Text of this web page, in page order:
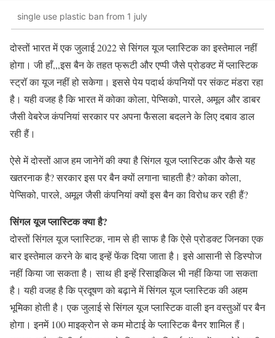
single use plastic ban from 1 july
दोस्तों भारत में एक जुलाई 2022 से सिंगल यूज प्लास्टिक का इस्तेमाल नहीं
होगा। जी हाँ,,,इस बैन के तहत फ्रूटी और एप्पी जैसे प्रोडक्ट में प्लास्टिक
स्ट्रॉ का यूज नहीं हो सकेगा। इससे पेय पदार्थ कंपनियों पर संकट मंडरा रहा
है। यही वजह है कि भारत में कोका कोला, पेप्सिको, पारले, अमूल और डाबर
जैसी वेबरेज कंपनियां सरकार पर अपना फैसला बदलने के लिए दबाव डाल
रही हैं।
ऐसे में दोस्तों आज हम जानेगें की क्या है सिंगल यूज प्लास्टिक और कैसे यह
खतरनाक है? सरकार इस पर बैन क्यों लगाना चाहती है? कोका कोला,
पेप्सिको, पारले, अमूल जैसी कंपनियां क्यों इस बैन का विरोध कर रही हैं?
सिंगल यूज प्लास्टिक क्या है?
दोस्तों सिंगल यूज प्लास्टिक, नाम से ही साफ है कि ऐसे प्रोडक्ट जिनका एक
बार इस्तेमाल करने के बाद इन्हें फेंक दिया जाता है। इसे आसानी से डिस्पोज
नहीं किया जा सकता है। साथ ही इन्हें रिसाइकिल भी नहीं किया जा सकता
है। यही वजह है कि प्रदूषण को बढ़ाने में सिंगल यूज प्लास्टिक की अहम
भूमिका होती है। एक जुलाई से सिंगल यूज प्लास्टिक वाली इन वस्तुओं पर बैन
होगा। इनमें 100 माइक्रोन से कम मोटाई के प्लास्टिक बैनर शामिल हैं।